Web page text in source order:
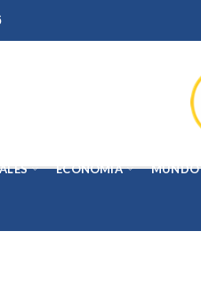
ECONOMÍA MUNDO